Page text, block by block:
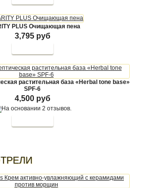
PLUS Очищающая пена
3,795 руб
растительная база «Herbal tone base»
SPF-6
4,500 руб